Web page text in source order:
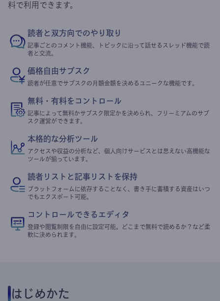
料で利用できます。
読者と双方向でのやり取り
記事ごとのコメント機能、トピックに沿って話せるスレッド機能で読
者と交流。
価格自由サブスク
読者が任意でサブスクの月額金額を決めるユニークな機能です。
無料・有料をコントロール
記事によって無料かサブスク限定かを決められ、フリーミアムのサブ
スク運営ができます。
本格的な分析ツール
アクセスや収益の分析など、個人向けサービスとは思えない高機能な
ツールが揃っています。
読者リストと記事リストを保持
プラットフォームに依存することなく、書き手に蓄積する資産はいつ
でもエクスポート可能。
コントロールできるエディタ
登録や閲覧制限を自由に設定可能。どこまで無料で読めるか？など柔
軟に決められます。
はじめかた